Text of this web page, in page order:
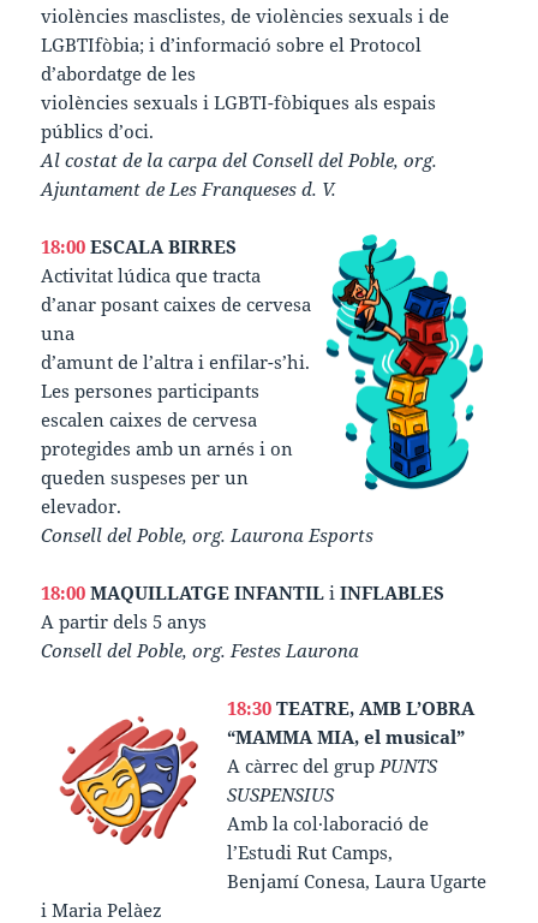
violències masclistes, de violències sexuals i de
LGBTIfòbia; i d’informació sobre el Protocol
d’abordatge de les
violències sexuals i LGBTI-fòbiques als espais
públics d’oci.
Al costat de la carpa del Consell del Poble, org.
Ajuntament de Les Franqueses d. V.
18:00 ESCALA BIRRES
Activitat lúdica que tracta
d’anar posant caixes de cervesa
una
d’amunt de l’altra i enfilar-s’hi.
Les persones participants
escalen caixes de cervesa
protegides amb un arnés i on
queden suspeses per un
elevador.
Consell del Poble, org. Laurona Esports
18:00 MAQUILLATGE INFANTIL iINFLABLES
A partir dels 5 anys
Consell del Poble, org. Festes Laurona
18:30 TEATRE, AMB L’OBRA
“MAMMA MIA, el musical”
A càrrec del grup PUNTS
SUSPENSIUS
Amb la col·laboració de
l’Estudi Rut Camps,
Benjamí Conesa, Laura Ugarte
i Maria Pelàez